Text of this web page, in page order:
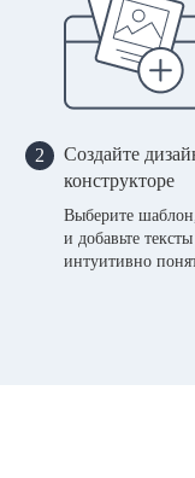
2
Создайте
конструкторе
Выберите
и добавьте
интуитивно